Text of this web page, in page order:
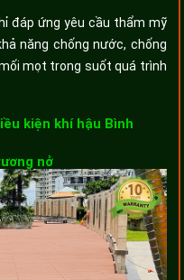
đáp ứng yêu cầu thẩm mỹ
năng chống nước, chống
mọt trong suốt quá trình
kiện khí hậu Bình
nở